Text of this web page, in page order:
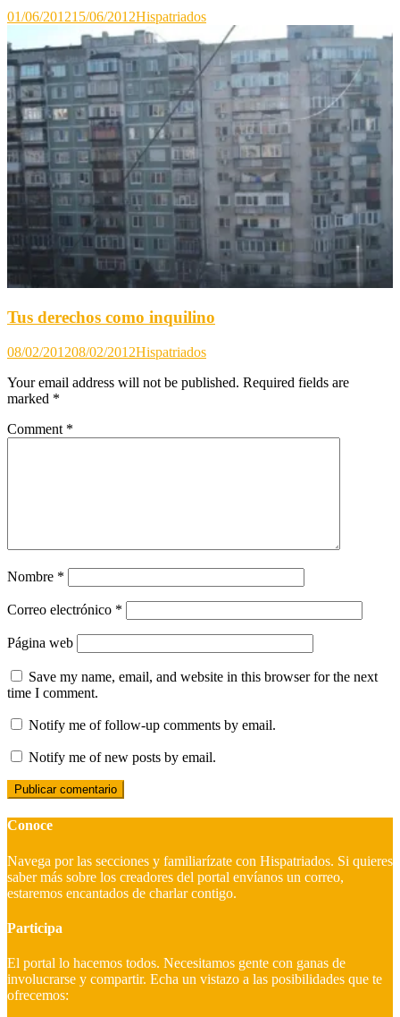
01/06/201215/06/2012Hispatriados
Tus derechos como inquilino
08/02/201208/02/2012Hispatriados
Your email address will not be published. Required fields are
marked *
Comment *
Nombre *
Correo electrónico *
Página web
Save my name, email, and website in this browser for the next
time I comment.
Notify me of follow-up comments by email.
Notify me of new posts by email.
Conoce
Navega por las secciones y familiarízate con Hispatriados. Si quieres
saber más sobre los creadores del portal envíanos un correo,
estaremos encantados de charlar contigo.
Participa
El portal lo hacemos todos. Necesitamos gente con ganas de
involucrarse y compartir. Echa un vistazo a las posibilidades que te
ofrecemos: